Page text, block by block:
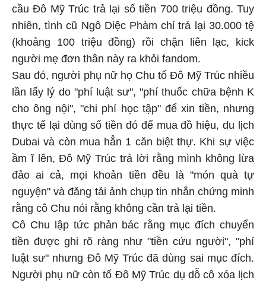
cầu Đô Mỹ Trúc trả lại số tiền 700 triệu đồng. Tuy
nhiên, tình cũ Ngô Diệc Phàm chỉ trả lại 30.000 tệ
(khoảng 100 triệu đồng) rồi chặn liên lạc, kick
người mẹ đơn thân này ra khỏi fandom.
Sau đó, người phụ nữ họ Chu tố Đô Mỹ Trúc nhiều
lần lấy lý do "phí luật sư", "phí thuốc chữa bệnh K
cho ông nội", "chi phí học tập" để xin tiền, nhưng
thực tế lại dùng số tiền đó để mua đồ hiệu, du lịch
Dubai và còn mua hẳn 1 căn biệt thự. Khi sự việc
ầm ĩ lên, Đô Mỹ Trúc trả lời rằng mình không lừa
đảo ai cả, mọi khoản tiền đều là "món quà tự
nguyện" và đăng tải ảnh chụp tin nhắn chứng minh
rằng cô Chu nói rằng không cần trả lại tiền.
Cô Chu lập tức phản bác rằng mục đích chuyển
tiền được ghi rõ ràng như "tiền cứu người", "phí
luật sư" nhưng Đô Mỹ Trúc đã dùng sai mục đích.
Người phụ nữ còn tố Đô Mỹ Trúc dụ dỗ cô xóa lịch